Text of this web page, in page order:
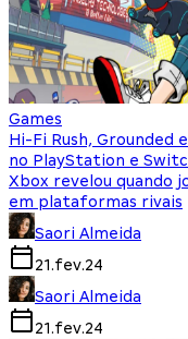
Games
Hi-Fi Rush, Grounded
no PlayStation e
Xbox revelou quando
em plataformas rivais
Saori Almeida
21.fev.24
Saori Almeida
21.fev.24